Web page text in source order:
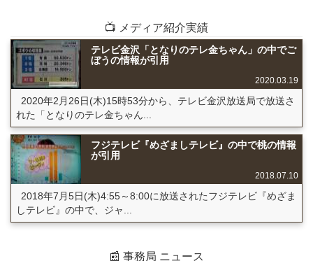
📺 メディア紹介実績
テレビ金沢「となりのテレ金ちゃん」の中でご
ぼうの情報が引用
2020.03.19
2020年2月26日(木)15時53分から、テレビ金沢放送局で放送さ
れた「となりのテレ金ちゃん...
フジテレビ『めざましテレビ』の中で桃の情報
が引用
2018.07.10
2018年7月5日(木)4:55～8:00に放送されたフジテレビ『めざま
しテレビ』の中で、ジャ...
📰 事務局 ニュース